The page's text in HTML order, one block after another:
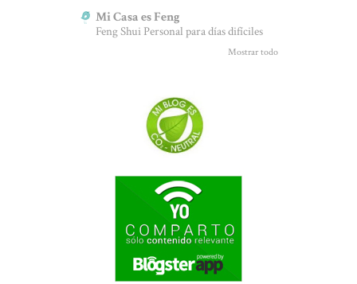
Mi Casa es Feng
Feng Shui Personal para días difíciles
Mostrar todo